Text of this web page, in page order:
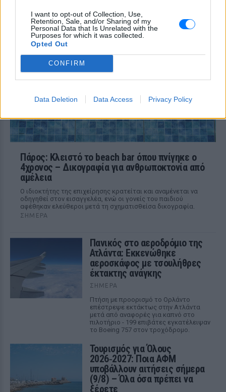
I want to opt-out of Collection, Use,
Retention, Sale, and/or Sharing of my
Personal Data that Is Unrelated with the
Purposes for which it was collected.
Opted Out
CONFIRM
Data Deletion Data Access Privacy Policy
ΣΉΜΕΡΑ
Το περιστατικό βίας στα Επείγοντα
σημειώθηκε τα ξημερώματα του
Μιχάλης Γιαννάκος ζητά ουσιαστικά
Πάρος: Κλειστό το beach bar όπου πνίγηκε ο
4χρονος – Δικογραφία για ανθρωποκτονία από
αμέλεια
Ο ιδιοκτήτης της επιχείρησης κρατείται και αναμένεται να
οδηγηθεί στον εισαγγελέα, ενώ οι γονείς του παιδιού
αφέθηκαν ελεύθεροι μετά τη σχηματισθείσα δικογραφία.
ΣΉΜΕΡΑ
Πανικός στο αεροδρόμιο της
Ατλάντα: Εκκενώθηκε
αεροσκάφος με τσουλήθρες
έκτακτης ανάγκης
ΣΉΜΕΡΑ
Πτήση με προορισμό το Ορλάντο
επέστρεψε εκτάκτως στην Ατλάντα
μετά από αναφορές για καπνό στο
πιλοτήριο - 199 επιβάτες εγκατέλειψαν
το Boeing 757 στον τροχόδρομο.
Τουρισμός για Όλους
2026‑2027: Ποια ΑΦΜ
υποβάλλουν αιτήσεις σήμερα
(9/8) – Όλα όσα πρέπει να
ξέρετε